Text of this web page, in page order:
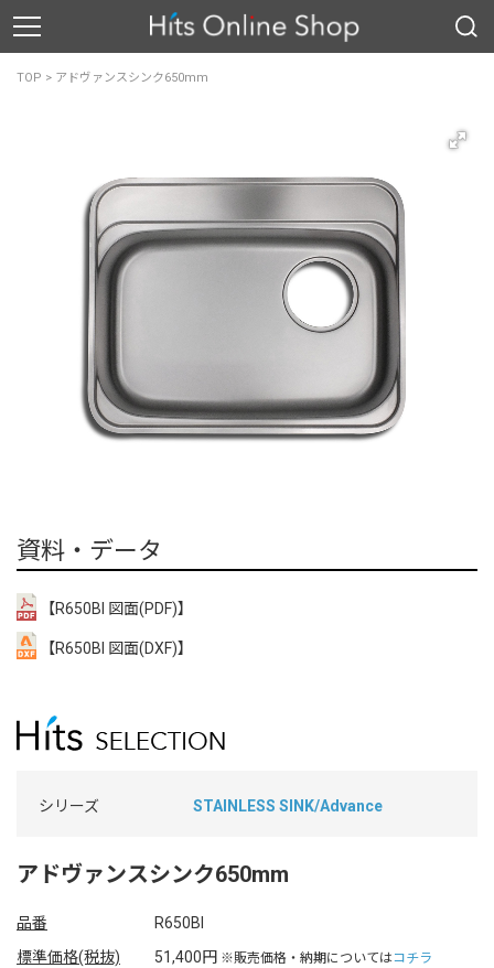
TOP > アドヴァンスシンク650mm
アドヴァンスシンク650mm
シリーズ STAINLESS SINK/Advance
品番
R650BI
標準価格(税抜)
51,400円 ※販売価格・納期についてはコチラ
資料・データ
【R650BI 図面(PDF)】
【R650BI 図面(DXF)】